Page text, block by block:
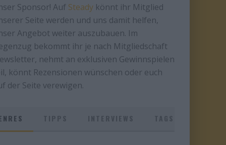
Sponsor! Auf Steady könnt ihr Mitglied
Seite werden und uns damit helfen,
Angebot weiter auszubauen. Im
bekommt ihr je nach Mitgliedschaft
nehmt an exklusiven Gewinnspielen
könnt Rezensionen wünschen oder euch
der Seite verewigen.